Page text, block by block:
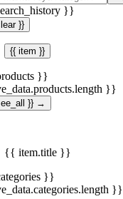
}}
}}
{{ item }}
}}
}}
}} →
{{ item.title }}
}}
}}